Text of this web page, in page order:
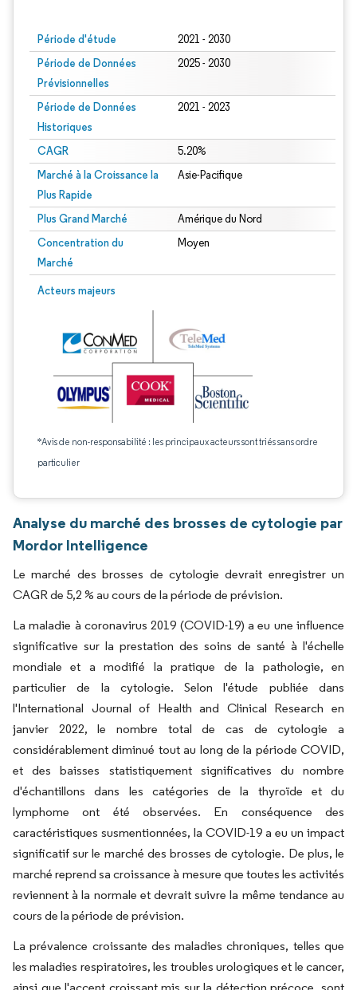
Période d'étude 2021 - 2030
Période de Données
Prévisionnelles
2025 - 2030
Période de Données
Historiques
2021 - 2023
CAGR 5.20%
Marché à la Croissance la
Plus Rapide
Asie-Pacifique
Plus Grand Marché Amérique du Nord
Concentration du
Marché
Moyen
Acteurs majeurs
*Avis de non-responsabilité : les principaux acteurs sont triés sans ordre
particulier
Analyse du marché des brosses de cytologie par
Mordor Intelligence
Le marché des brosses de cytologie devrait enregistrer un
CAGR de 5,2 % au cours de la période de prévision.
La maladie à coronavirus 2019 (COVID-19) a eu une influence
significative sur la prestation des soins de santé à l'échelle
mondiale et a modifié la pratique de la pathologie, en
particulier de la cytologie. Selon l'étude publiée dans
l'International Journal of Health and Clinical Research en
janvier 2022, le nombre total de cas de cytologie a
considérablement diminué tout au long de la période COVID,
et des baisses statistiquement significatives du nombre
d'échantillons dans les catégories de la thyroïde et du
lymphome ont été observées. En conséquence des
caractéristiques susmentionnées, la COVID-19 a eu un impact
significatif sur le marché des brosses de cytologie. De plus, le
marché reprend sa croissance à mesure que toutes les activités
reviennent à la normale et devrait suivre la même tendance au
cours de la période de prévision.
La prévalence croissante des maladies chroniques, telles que
les maladies respiratoires, les troubles urologiques et le cancer,